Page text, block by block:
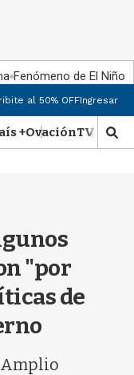
Fenómeno de El Niño
al 50% OFFIngresar
+OvaciónTV Show
M
o
"por
de
Amplio